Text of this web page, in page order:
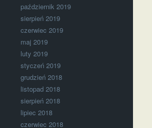
październik 2019
sierpień 2019
czerwiec 2019
maj 2019
luty 2019
styczeń 2019
grudzień 2018
listopad 2018
sierpień 2018
lipiec 2018
czerwiec 2018